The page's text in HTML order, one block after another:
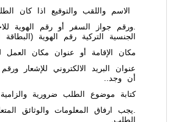
الاسم واللقب والتوقيع اذا كان
الجنسية التركية رقم الهوية
مكان الإقامة أو عنوان مكان العمل
عنوان البريد الالكتروني للإشعار
أن وجد..
كتابة موضوع الطلب ضرورية
.يجب ارفاق المعلومات والوثائق
الطلب.